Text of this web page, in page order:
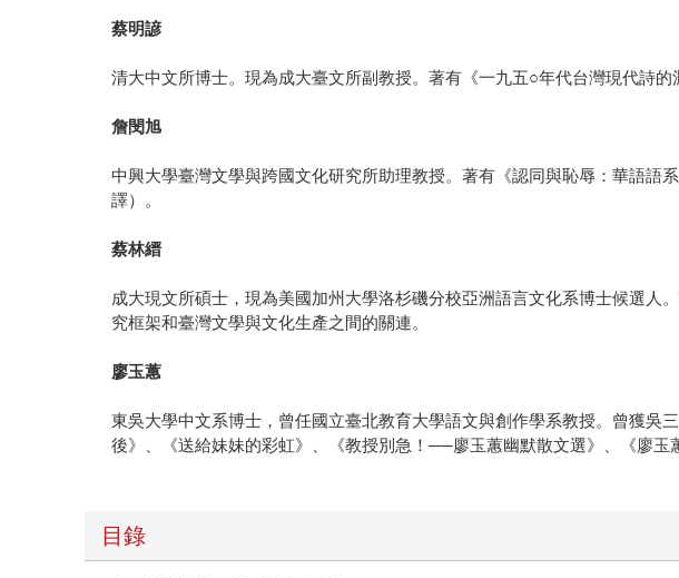
蔡明諺
清大中文所博士。現為成大臺文所副教授。著有《一九五○年代台灣現代詩
詹閔旭
中興大學臺灣文學與跨國文化研究所助理教授。著有《認同與恥辱：華語語
譯）。
蔡林縉
成大現文所碩士，現為美國加州大學洛杉磯分校亞洲語言文化系博士候選
究框架和臺灣文學與文化生產之間的關連。
廖玉蕙
東吳大學中文系博士，曾任國立臺北教育大學語文與創作學系教授。曾獲吳
後》、《送給妹妹的彩虹》、《教授別急！──廖玉蕙幽默散文選》、《廖玉
目錄